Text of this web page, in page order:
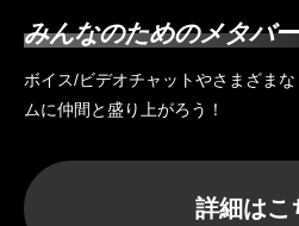
みんなのためのメタバ
ボイス/ビデオチャットやさまざま
ムに仲間と盛り上がろう！
詳細はこ